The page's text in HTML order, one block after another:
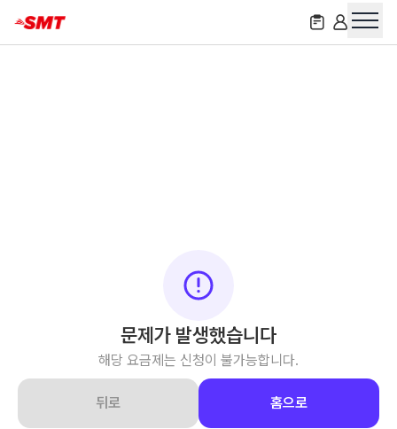
문제가 발생했습니다
해당 요금제는 신청이 불가능합니다.
뒤로 홈으로